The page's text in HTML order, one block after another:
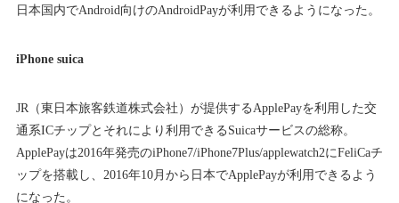
日本国内でAndroid向けのAndroidPayが利用できるようになった。
iPhone suica
JR（東日本旅客鉄道株式会社）が提供するApplePayを利用した交
通系ICチップとそれにより利用できるSuicaサービスの総称。
ApplePayは2016年発売のiPhone7/iPhone7Plus/applewatch2にFeliCaチ
ップを搭載し、2016年10月から日本でApplePayが利用できるよう
になった。